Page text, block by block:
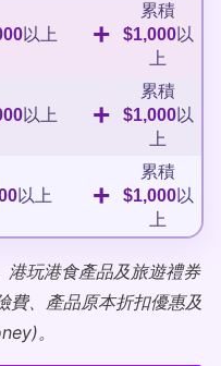
以上 +
累積
$1,000以
上
以上 +
累積
$1,000以
上
以上 +
累積
$1,000以
上
港玩港食產品及旅遊禮券
費、產品原本折扣優惠及
。